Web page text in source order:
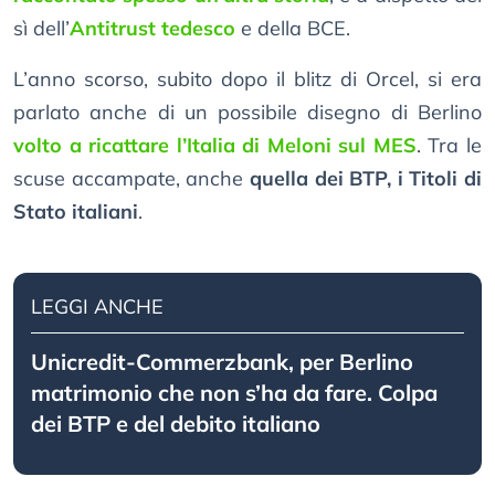
sì dell’Antitrust tedesco e della BCE.
L’anno scorso, subito dopo il blitz di Orcel, si era
parlato anche di un possibile disegno di Berlino
volto a ricattare l’Italia di Meloni sul MES. Tra le
scuse accampate, anche quella dei BTP, i Titoli di
Stato italiani.
LEGGI ANCHE
Unicredit-Commerzbank, per Berlino
matrimonio che non s’ha da fare. Colpa
dei BTP e del debito italiano